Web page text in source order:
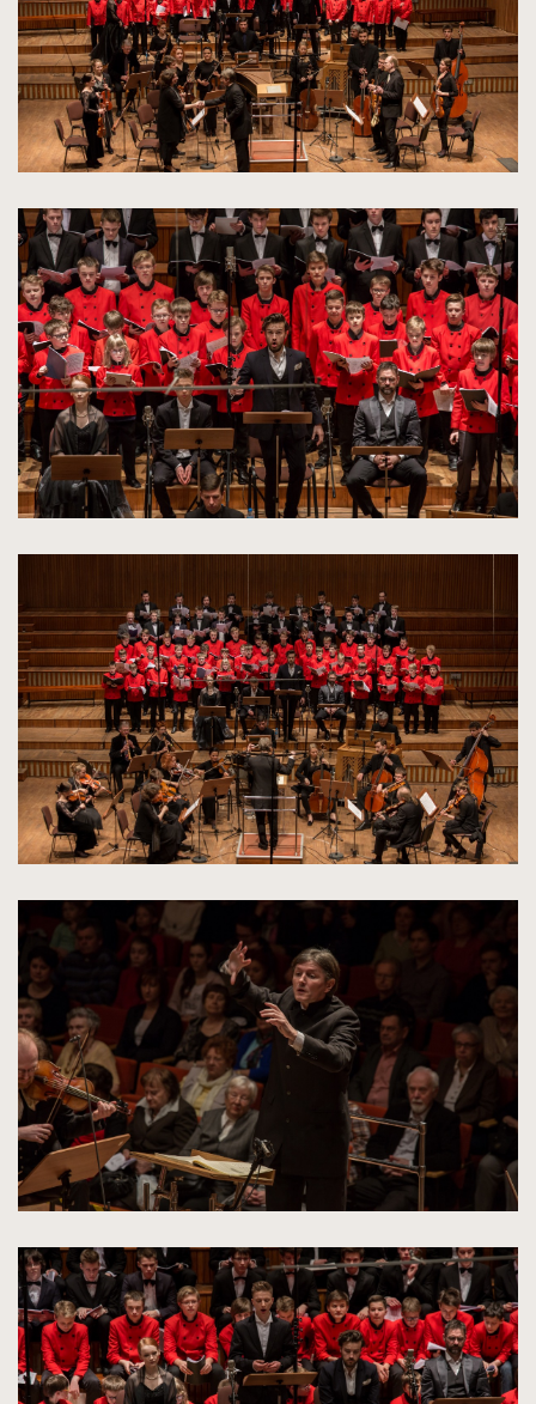
spowoduje
powiększenie
zdjęcia
do
rozmiarów
oryginalnych
spowoduje
do
rozmiarów
oryginalnych
spowoduje
powiększenie
do
rozmiarów
oryginalnych
spowoduje
powiększenie
zdjęcia
do
rozmiarów
oryginalnych